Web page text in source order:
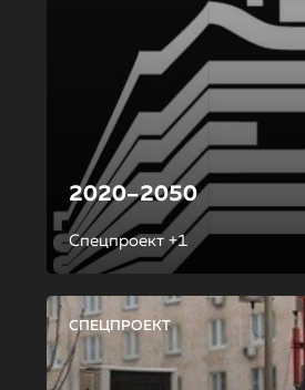
2020–2050
Спецпроект +1
СПЕЦПРОЕКТ